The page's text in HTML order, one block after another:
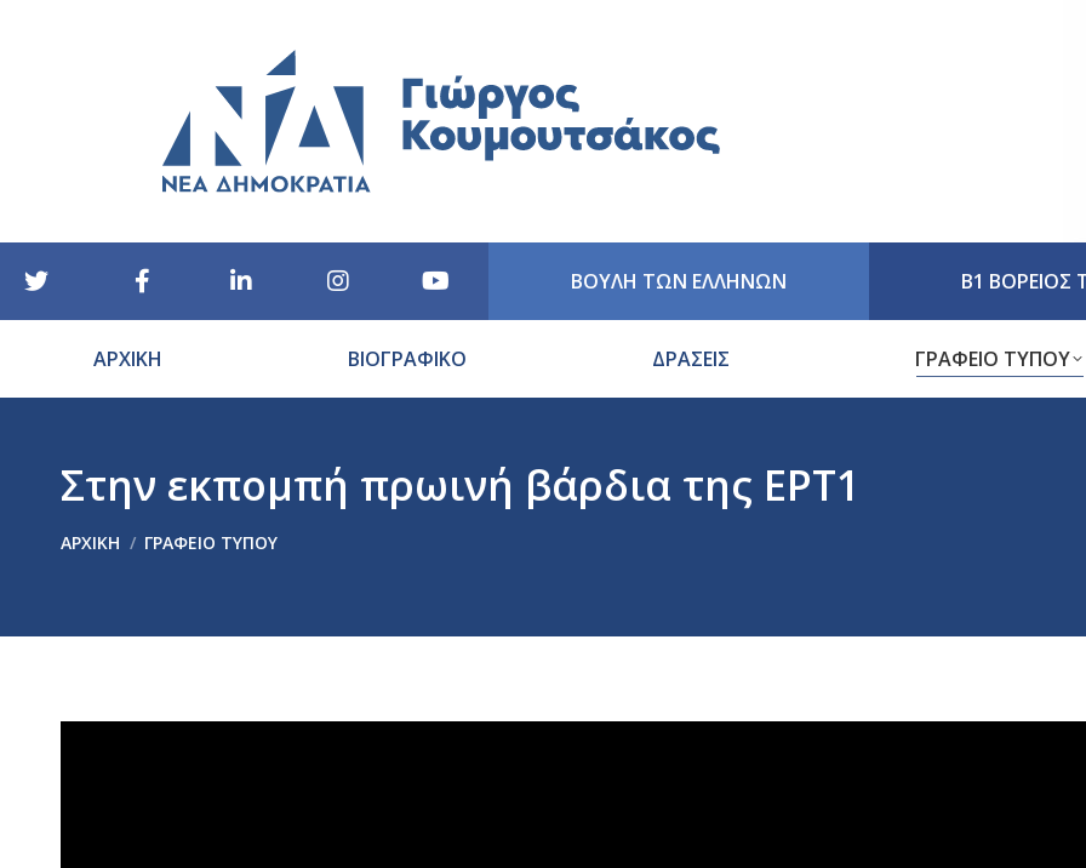
ΒΟΥΛΗ ΤΩΝ ΕΛΛΗΝΩΝ Β1 ΒΟΡΕΙΟΣ
ΑΡΧΙΚΗ ΒΙΟΓΡΑΦΙΚΟ ΔΡΑΣΕΙΣ ΓΡΑΦΕΙΟ ΤΥΠΟΥ
Στην εκπομπή πρωινή βάρδια της ΕΡΤ1
ΑΡΧΙΚΉ ΓΡΑΦΕΙΟ ΤΥΠΟΥ